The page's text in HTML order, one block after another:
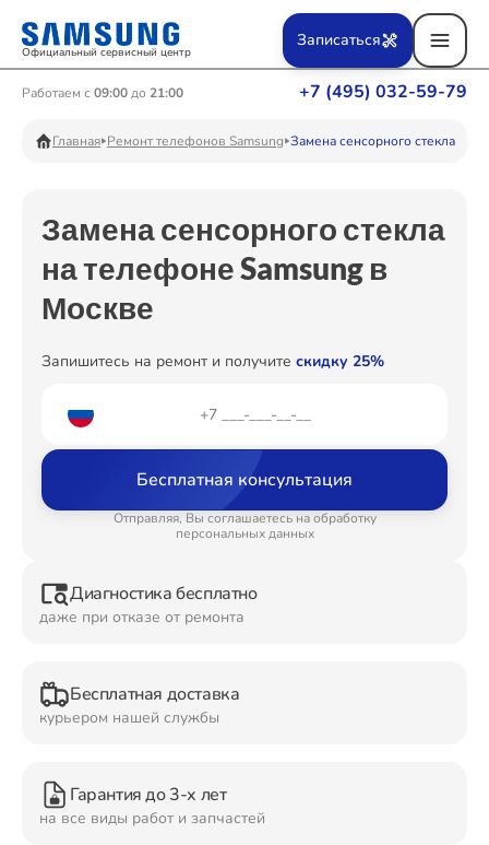
Официальный сервисный центр
+7 (495) 032-59-79
Работаем с 09:00до 21:00
Записаться
Главная Ремонт телефонов Samsung Замена сенсорного стекла
Замена сенсорного стекла
на телефоне Samsung в
Москве
Запишитесь на ремонт и получите скидку 25%
Бесплатная консультация
Отправляя, Вы соглашаетесь на обработку
персональных данных
Диагностика бесплатно
даже при отказе от ремонта
Бесплатная доставка
курьером нашей службы
Гарантия до 3-х лет
на все виды работ и запчастей
Ремонт Вертикальных пылесосов
Ремонт Телевизоров
Ремонт Пылесосов
Ремонт Планшетов